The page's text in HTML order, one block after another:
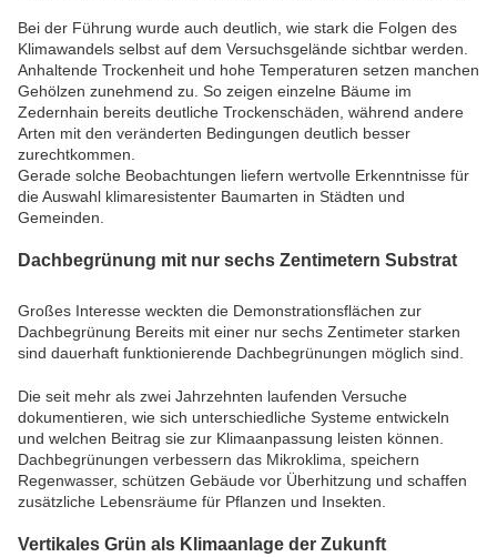
Bei der Führung wurde auch deutlich, wie stark die Folgen des
Klimawandels selbst auf dem Versuchsgelände sichtbar werden.
Anhaltende Trockenheit und hohe Temperaturen setzen manchen
Gehölzen zunehmend zu. So zeigen einzelne Bäume im
Zedernhain bereits deutliche Trockenschäden, während andere
Arten mit den veränderten Bedingungen deutlich besser
zurechtkommen.
Gerade solche Beobachtungen liefern wertvolle Erkenntnisse für
die Auswahl klimaresistenter Baumarten in Städten und
Gemeinden.
Dachbegrünung mit nur sechs Zentimetern Substrat
Großes Interesse weckten die Demonstrationsflächen zur
Dachbegrünung Bereits mit einer nur sechs Zentimeter starken
sind dauerhaft funktionierende Dachbegrünungen möglich sind.
Die seit mehr als zwei Jahrzehnten laufenden Versuche
dokumentieren, wie sich unterschiedliche Systeme entwickeln
und welchen Beitrag sie zur Klimaanpassung leisten können.
Dachbegrünungen verbessern das Mikroklima, speichern
Regenwasser, schützen Gebäude vor Überhitzung und schaffen
zusätzliche Lebensräume für Pflanzen und Insekten.
Vertikales Grün als Klimaanlage der Zukunft